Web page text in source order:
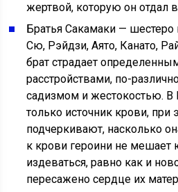
жертвой, которую он отдал
Братья Сакамаки —
Сю, Рэйдзи, Аято, Канато,
брат страдает
расстройствами, по-
садизмом и жестокостью. В
только источник крови, при
подчеркивают, насколько
к крови героини не
издеваться, равно как и
пересажено сердце их